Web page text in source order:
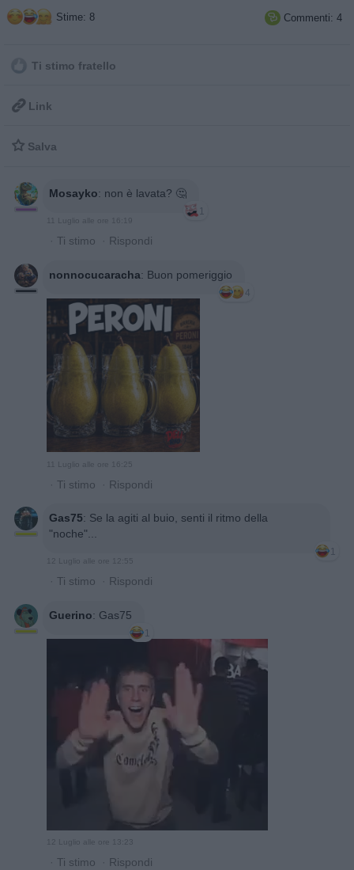
Stime: 8  Commenti: 4
Ti stimo fratello
 Link
 Salva
Mosayko: non è lavata? 🤔
1
11 Luglio alle ore 16:19
· Ti stimo · Rispondi
nonnocucaracha: Buon pomeriggio
4
· Ti stimo · Rispondi
Gas75: Se la agiti al buio, senti il ritmo della
"noche"...
1
12 Luglio alle ore 12:55
· Ti stimo · Rispondi
Guerino: Gas75
1
12 Luglio alle ore 13:23
· Ti stimo · Rispondi